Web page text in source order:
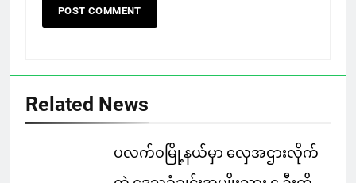
Related News
ပလက်ဝမြို့နယ်မှာ လှေအဌားလိုက်